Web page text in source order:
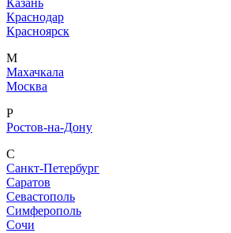
Казань
Краснодар
Красноярск
М
Махачкала
Москва
Р
Ростов-на-Дону
С
Санкт-Петербург
Саратов
Севастополь
Симферополь
Сочи